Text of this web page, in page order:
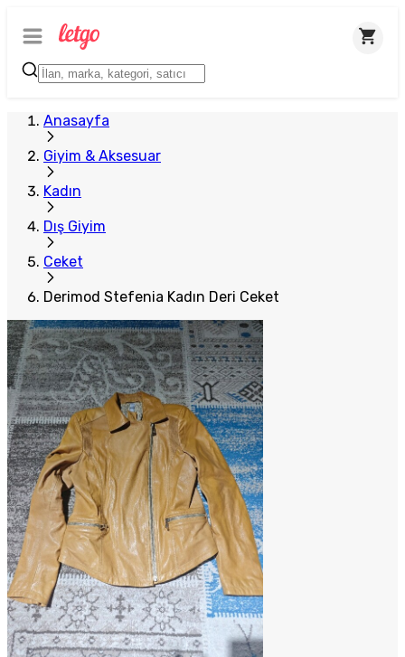
Anasayfa
Giyim & Aksesuar
Kadın
Dış Giyim
Ceket
Derimod Stefenia Kadın Deri Ceket
Plus Satıcı